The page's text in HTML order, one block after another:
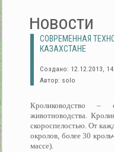
Новости
СОВРЕМЕННАЯ
КАЗАХСТАНЕ
Создано: 12.12.2013,
Автор: solo
Кролиководство –
животноводства.
скороспелостью. От
окролов, более 30
массе).